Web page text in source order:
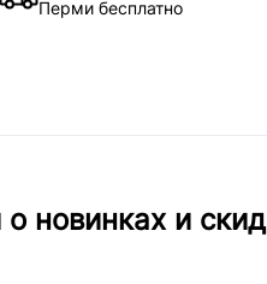
Перми бесплатно
новинках и